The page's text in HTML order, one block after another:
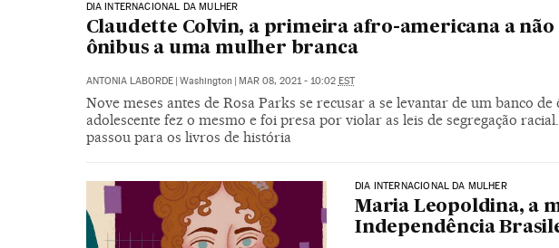
DIA INTERNACIONAL DA MULHER
Claudette Colvin, a primeira afro-americana a não
ônibus a uma mulher branca
ANTONIA LABORDE Washington MAR 08, 2021 - 10:02 EST
Nove meses antes de Rosa Parks se recusar a se levantar de um banco
adolescente fez o mesmo e foi presa por violar as leis de segregação
passou para os livros de história
DIA INTERNACIONAL DA MULHER
Maria Leopoldina, a
Independência